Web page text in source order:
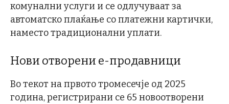
комунални услуги и се одлучуваат за
автоматско плаќање со платежни картички,
наместо традиционални уплати.
Нови отворени е-продавници
Во текот на првото тромесечје од 2025
година, регистрирани се 65 новоотворени